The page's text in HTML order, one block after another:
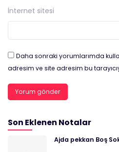
İnternet sitesi
Daha sonraki yorumlarımda
adresim ve site adresim bu
Son Eklenen Notalar
Ajda pekkan Boş